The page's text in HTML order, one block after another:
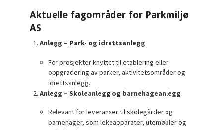
Aktuelle fagområder for Parkmiljø
AS
Anlegg – Park- og idrettsanlegg
For prosjekter knyttet til etablering eller
oppgradering av parker, aktivitetsområder og
idrettsanlegg.
Anlegg – Skoleanlegg og barnehageanlegg
Relevant for leveranser til skolegårder og
barnehager, som lekeapparater, utemøbler og